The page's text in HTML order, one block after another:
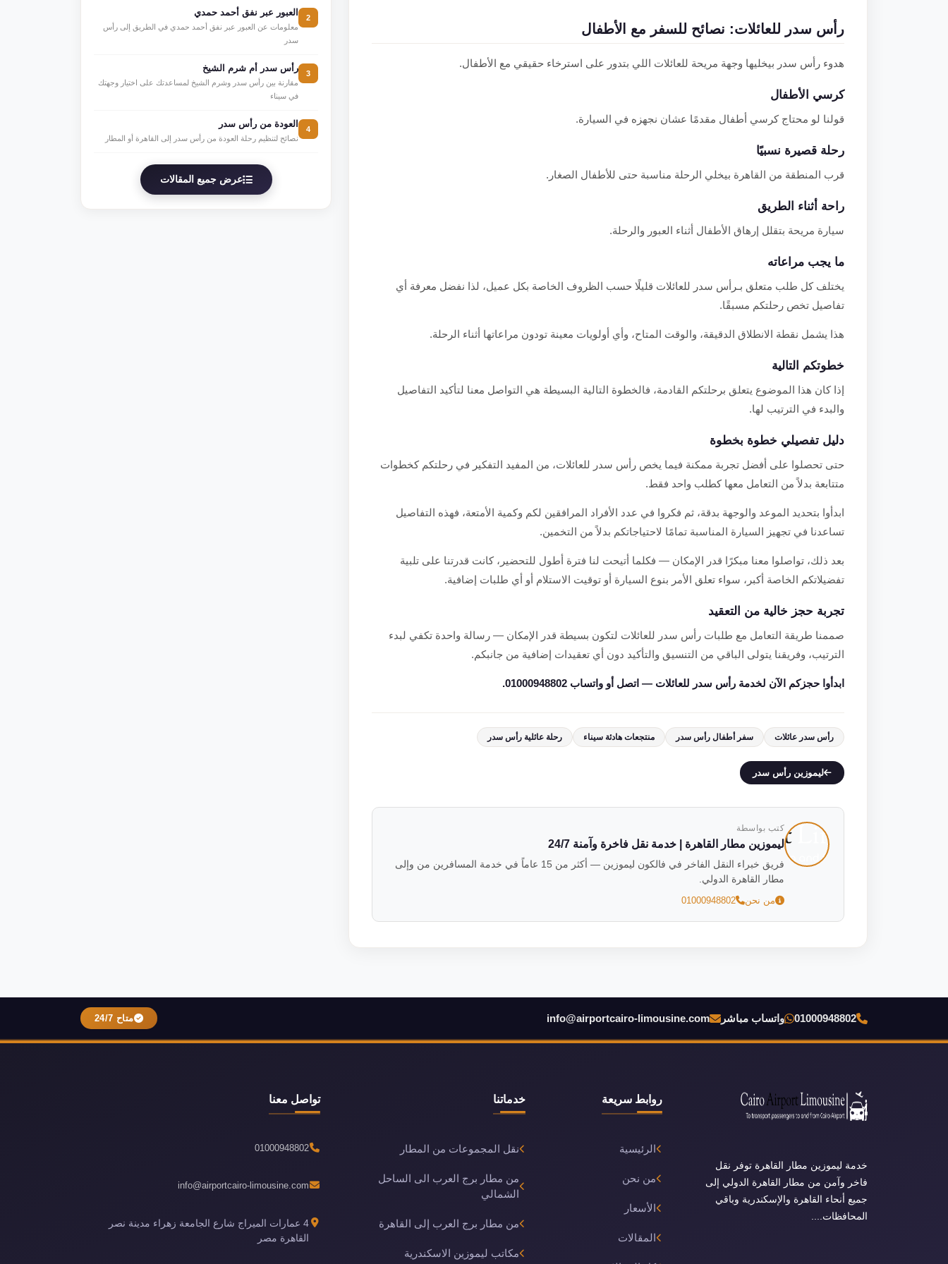
رأس سدر للعائلات: نصائح للسفر مع الأطفال
هدوء رأس سدر بيخليها وجهة مريحة للعائلات اللي بتدور على استرخاء حقيقي مع الأطفال.
كرسي الأطفال
قولنا لو محتاج كرسي أطفال مقدمًا عشان نجهزه في السيارة.
رحلة قصيرة نسبيًا
قرب المنطقة من القاهرة بيخلي الرحلة مناسبة حتى للأطفال الصغار.
راحة أثناء الطريق
سيارة مريحة بتقلل إرهاق الأطفال أثناء العبور والرحلة.
ما يجب مراعاته
يختلف كل طلب متعلق بـرأس سدر للعائلات قليلًا حسب الظروف الخاصة بكل عميل، لذا نفضل معرفة أي
تفاصيل تخص رحلتكم مسبقًا.
هذا يشمل نقطة الانطلاق الدقيقة، والوقت المتاح، وأي أولويات معينة تودون مراعاتها أثناء الرحلة.
خطوتكم التالية
إذا كان هذا الموضوع يتعلق برحلتكم القادمة، فالخطوة التالية البسيطة هي التواصل معنا لتأكيد التفاصيل
والبدء في الترتيب لها.
دليل تفصيلي خطوة بخطوة
حتى تحصلوا على أفضل تجربة ممكنة فيما يخص رأس سدر للعائلات، من المفيد التفكير في رحلتكم كخطوات
متتابعة بدلاً من التعامل معها كطلب واحد فقط.
ابدأوا بتحديد الموعد والوجهة بدقة، ثم فكروا في عدد الأفراد المرافقين لكم وكمية الأمتعة، فهذه التفاصيل
تساعدنا في تجهيز السيارة المناسبة تمامًا لاحتياجاتكم بدلاً من التخمين.
بعد ذلك، تواصلوا معنا مبكرًا قدر الإمكان — فكلما أتيحت لنا فترة أطول للتحضير، كانت قدرتنا على تلبية
تفضيلاتكم الخاصة أكبر، سواء تعلق الأمر بنوع السيارة أو توقيت الاستلام أو أي طلبات إضافية.
تجربة حجز خالية من التعقيد
صممنا طريقة التعامل مع طلبات رأس سدر للعائلات لتكون بسيطة قدر الإمكان — رسالة واحدة تكفي لبدء
الترتيب، وفريقنا يتولى الباقي من التنسيق والتأكيد دون أي تعقيدات إضافية من جانبكم.
ابدأوا حجزكم الآن لخدمة رأس سدر للعائلات — اتصل أو واتساب 01000948802.
رأس سدر عائلات سفر أطفال رأس سدر منتجعات هادئة سيناء رحلة عائلية رأس سدر
ليموزين رأس سدر
كتب بواسطة
ليموزين مطار القاهرة | خدمة نقل فاخرة وآمنة 24/7
فريق خبراء النقل الفاخر في فالكون ليموزين — أكثر من 15 عاماً في خدمة المسافرين من وإلى
مطار القاهرة الدولي.
من نحن
01000948802
2 العبور عبر نفق أحمد حمدي
معلومات عن العبور عبر نفق أحمد حمدي في الطريق إلى رأس
سدر
3 رأس سدر أم شرم الشيخ
مقارنة بين رأس سدر وشرم الشيخ لمساعدتك على اختيار وجهتك
في سيناء
4 العودة من رأس سدر
نصائح لتنظيم رحلة العودة من رأس سدر إلى القاهرة أو المطار
عرض جميع المقالات
01000948802 واتساب مباشر info@airportcairo-limousine.com متاح 24/7
خدمة ليموزين مطار القاهرة توفر نقل
فاخر وآمن من مطار القاهرة الدولي إلى
جميع أنحاء القاهرة والإسكندرية وباقي
المحافظات....
روابط سريعة
الرئيسية
من نحن
الأسعار
المقالات
خدماتنا
نقل المجموعات من المطار
من مطار برج العرب الى الساحل
الشمالي
من مطار برج العرب إلى القاهرة
مكاتب ليموزين الاسكندرية
تواصل معنا
01000948802
info@airportcairo-limousine.com
4 عمارات الميراج شارع الجامعة زهراء مدينة نصر
القاهرة مصر